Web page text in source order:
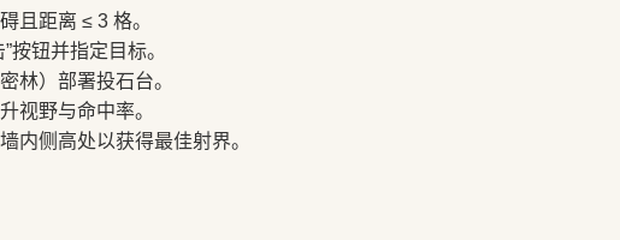
且距离 ≤ 3 格。
按钮并指定目标。
林）部署投石台。
视野与命中率。
内侧高处以获得最佳射界。